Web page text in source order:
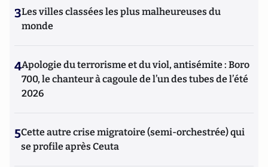
3Les villes classées les plus malheureuses du
monde
4Apologie du terrorisme et du viol, antisémite : Boro
700, le chanteur à cagoule de l’un des tubes de l’été
2026
5Cette autre crise migratoire (semi-orchestrée) qui
se profile après Ceuta